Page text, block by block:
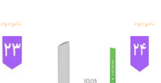
ناموجود ناموجود